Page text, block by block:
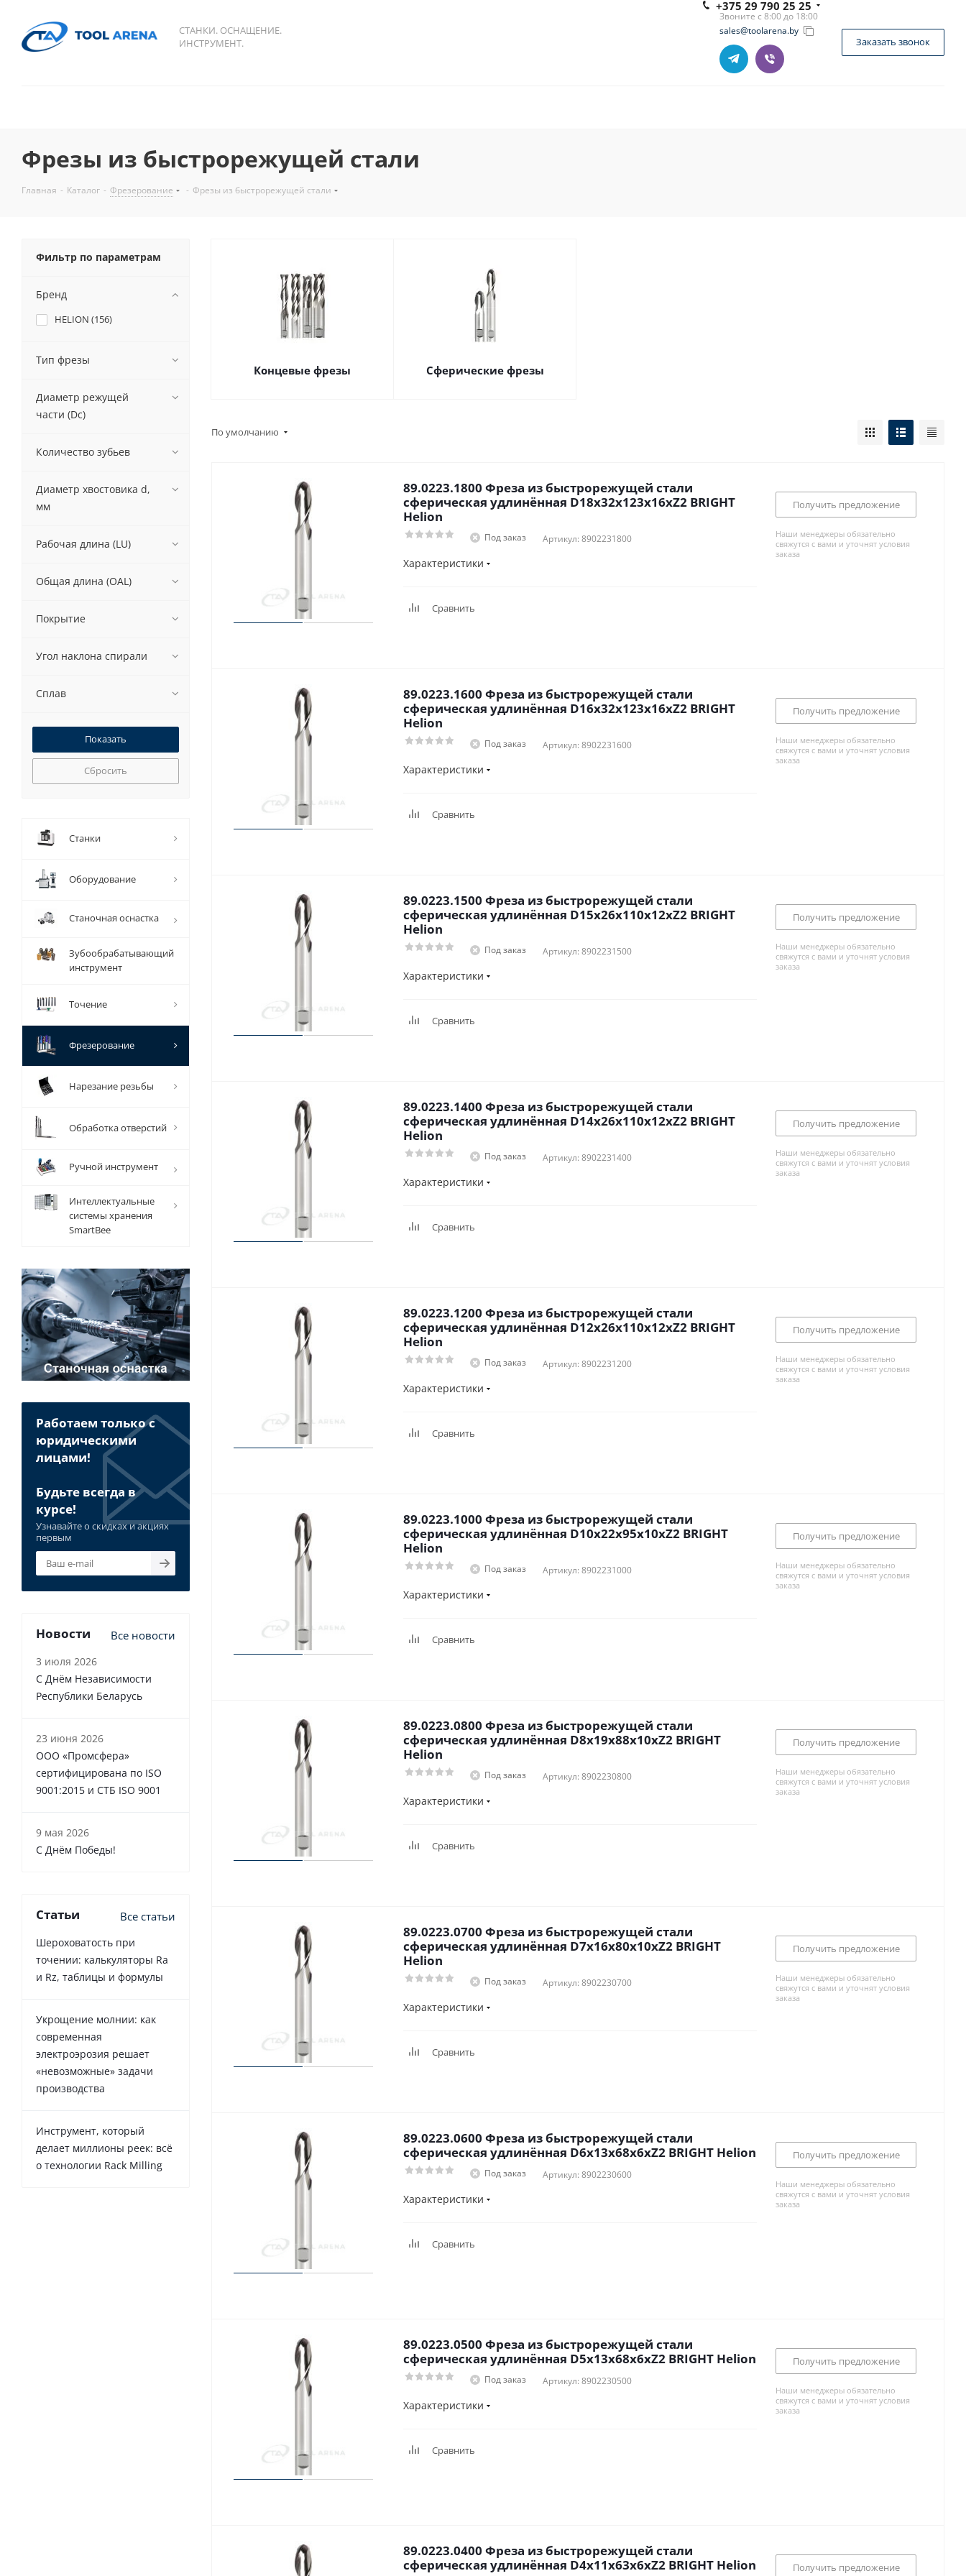
СТАНКИ. ОСНАЩЕНИЕ.
ИНСТРУМЕНТ.
+375 29 790 25 25
Звоните с 8:00 до 18:00
sales@toolarena.by
Заказать звонок
Фрезы из быстрорежущей стали
Главная - Каталог - Фрезерование - Фрезы из быстрорежущей стали
Концевые фрезы Сферические фрезы
По умолчанию
89.0223.1800 Фреза из быстрорежущей стали
сферическая удлинённая D18x32x123x16xZ2 BRIGHT
Helion
Под заказ Артикул: 8902231800
Характеристики
Сравнить
Получить предложение
Наши менеджеры обязательно
свяжутся с вами и уточнят условия
заказа
89.0223.1600 Фреза из быстрорежущей стали
сферическая удлинённая D16x32x123x16xZ2 BRIGHT
Helion
Под заказ Артикул: 8902231600
Характеристики
Сравнить
Получить предложение
Наши менеджеры обязательно
свяжутся с вами и уточнят условия
заказа
89.0223.1500 Фреза из быстрорежущей стали
сферическая удлинённая D15x26x110x12xZ2 BRIGHT
Helion
Под заказ Артикул: 8902231500
Характеристики
Сравнить
Получить предложение
Наши менеджеры обязательно
свяжутся с вами и уточнят условия
заказа
89.0223.1400 Фреза из быстрорежущей стали
сферическая удлинённая D14x26x110x12xZ2 BRIGHT
Helion
Под заказ Артикул: 8902231400
Характеристики
Сравнить
Получить предложение
Наши менеджеры обязательно
свяжутся с вами и уточнят условия
заказа
89.0223.1200 Фреза из быстрорежущей стали
сферическая удлинённая D12x26x110x12xZ2 BRIGHT
Helion
Под заказ Артикул: 8902231200
Характеристики
Сравнить
Получить предложение
Наши менеджеры обязательно
свяжутся с вами и уточнят условия
заказа
89.0223.1000 Фреза из быстрорежущей стали
сферическая удлинённая D10x22x95x10xZ2 BRIGHT
Helion
Под заказ Артикул: 8902231000
Характеристики
Сравнить
Получить предложение
Наши менеджеры обязательно
свяжутся с вами и уточнят условия
заказа
89.0223.0800 Фреза из быстрорежущей стали
сферическая удлинённая D8x19x88x10xZ2 BRIGHT
Helion
Под заказ Артикул: 8902230800
Характеристики
Сравнить
Получить предложение
Наши менеджеры обязательно
свяжутся с вами и уточнят условия
заказа
89.0223.0700 Фреза из быстрорежущей стали
сферическая удлинённая D7x16x80x10xZ2 BRIGHT
Helion
Под заказ Артикул: 8902230700
Характеристики
Сравнить
Получить предложение
Наши менеджеры обязательно
свяжутся с вами и уточнят условия
заказа
89.0223.0600 Фреза из быстрорежущей стали
сферическая удлинённая D6x13x68x6xZ2 BRIGHT Helion
Под заказ Артикул: 8902230600
Характеристики
Сравнить
Получить предложение
Наши менеджеры обязательно
свяжутся с вами и уточнят условия
заказа
89.0223.0500 Фреза из быстрорежущей стали
сферическая удлинённая D5x13x68x6xZ2 BRIGHT Helion
Под заказ Артикул: 8902230500
Характеристики
Сравнить
Получить предложение
Наши менеджеры обязательно
свяжутся с вами и уточнят условия
заказа
89.0223.0400 Фреза из быстрорежущей стали
сферическая удлинённая D4x11x63x6xZ2 BRIGHT Helion
Получить предложение
Фильтр по параметрам
Бренд
HELION (156)
Тип фрезы
Диаметр режущей
части (Dc)
Количество зубьев
Диаметр хвостовика d,
мм
Рабочая длина (LU)
Общая длина (OAL)
Покрытие
Угол наклона спирали
Сплав
Сбросить
Станки
Оборудование
Станочная оснастка
Зубообрабатывающий
инструмент
Точение
Фрезерование
Нарезание резьбы
Обработка отверстий
Ручной инструмент
Интеллектуальные
системы хранения
SmartBee
Работаем только с
юридическими
лицами!
Будьте всегда в
курсе!
Узнавайте о скидках и акциях
первым
Новости Все новости
3 июля 2026
С Днём Независимости
Республики Беларусь
23 июня 2026
ООО «Промсфера»
сертифицирована по ISO
9001:2015 и СТБ ISO 9001
9 мая 2026
С Днём Победы!
Статьи Все статьи
Шероховатость при
точении: калькуляторы Ra
и Rz, таблицы и формулы
Укрощение молнии: как
современная
электроэрозия решает
«невозможные» задачи
производства
Инструмент, который
делает миллионы реек: всё
о технологии Rack Milling